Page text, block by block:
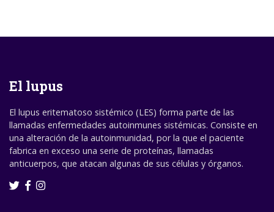
El lupus
El lupus eritematoso sistémico (LES) forma parte de las
llamadas enfermedades autoinmunes sistémicas. Consiste en
una alteración de la autoinmunidad, por la que el paciente
fabrica en exceso una serie de proteínas, llamadas
anticuerpos, que atacan algunas de sus células y órganos.